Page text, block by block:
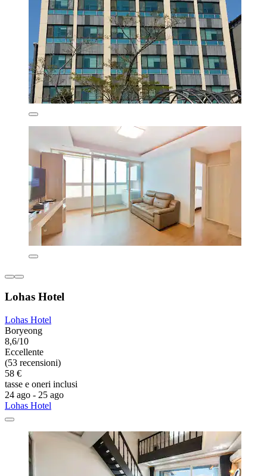
Lohas Hotel
Lohas Hotel
Boryeong
8,6/10
Eccellente
(53 recensioni)
58 €
tasse e oneri inclusi
24 ago - 25 ago
Lohas Hotel